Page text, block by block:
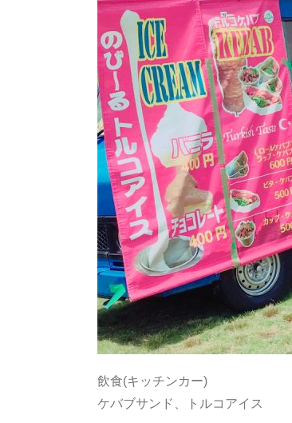
飲食(キッチンカー)
ケバブサンド、トルコアイス